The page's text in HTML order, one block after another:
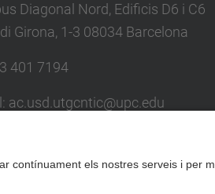
Diagonal Nord, Edificis D6 i C6
Girona, 1-3 08034 Barcelona
401 7194
ac.usd.utgcntic@upc.edu
de contacte